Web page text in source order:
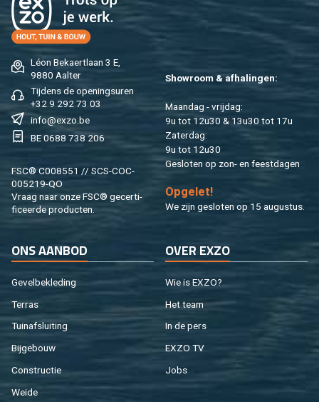
Léon Be­kaert­laan 3 E,
9880 Aal­ter
Tij­dens de ope­nings­uren
+32 9 292 73 03
info@​exzo.​be
BE 0688 738 206
FSC® C008551 // SCS-COC-
005219-QO
Vraag naar onze FSC® ge­cer­ti­
fi­ceer­de pro­duc­ten.
Show­room & af­ha­lin­gen:
Maan­dag - vrij­dag:
9u tot 12u30 & 13u30 tot 17u
Za­ter­dag:
9u tot 12u30
Ge­slo­ten op zon- en feest­da­gen
Op­ge­let!
We zijn ge­slo­ten op 15 au­gus­tus.
ONS AAN­BOD
Ge­vel­be­kle­ding
Ter­ras
Tuin­af­slui­ting
Bij­ge­bouw
Con­struc­tie
Weide
OVER EXZO
Wie is EXZO?
Het team
In de pers
EXZO TV
Jobs